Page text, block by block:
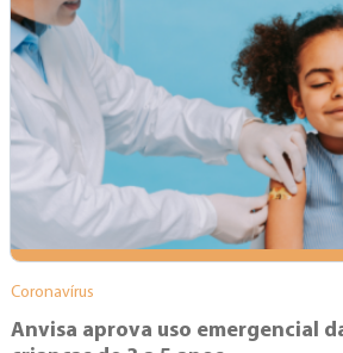
Coronavírus
Anvisa aprova uso emergencial